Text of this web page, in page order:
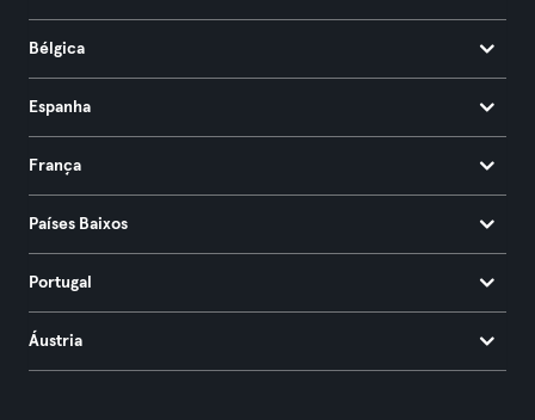
Bélgica
Espanha
França
Países Baixos
Portugal
Áustria